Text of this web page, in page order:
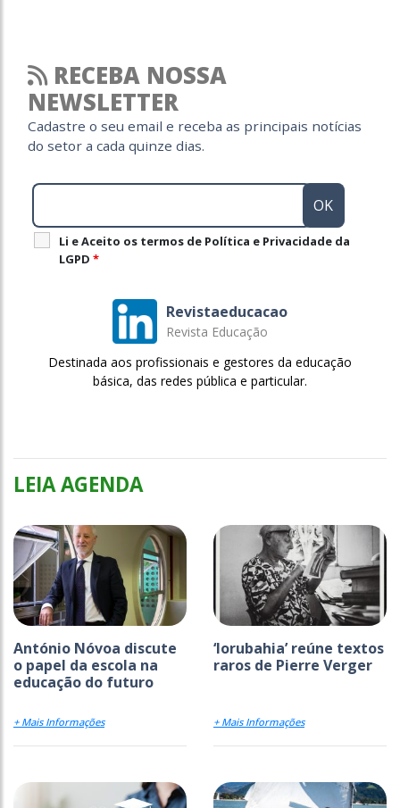
RECEBA NOSSA
NEWSLETTER
Cadastre o seu email e receba as principais notícias
do setor a cada quinze dias.
Li e Aceito os termos de Política e Privacidade da
LGPD *
Revistaeducacao
Revista Educação
Destinada aos profissionais e gestores da educação
básica, das redes pública e particular.
LEIA AGENDA
António Nóvoa discute
o papel da escola na
educação do futuro
+ Mais Informações
‘Iorubahia’ reúne textos
raros de Pierre Verger
+ Mais Informações